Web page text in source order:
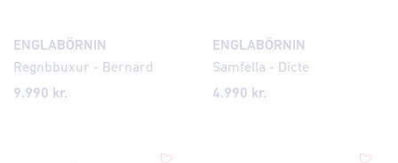
ENGLABÖRNIN
Regnbbuxur - Bernard
9.990 kr.
ENGLABÖRNIN
Samfella - Dicte
4.990 kr.